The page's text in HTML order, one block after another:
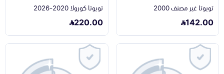
تويوتا غير مصنف 2000
142.00
تويوتا كورولا 2020-2026
220.00